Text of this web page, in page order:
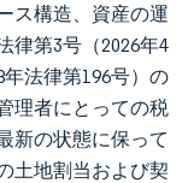
ス構造、資産の運
律第3号（2026年4
法律第196号）の
理者にとっての税
新の状態に保って
土地割当および契